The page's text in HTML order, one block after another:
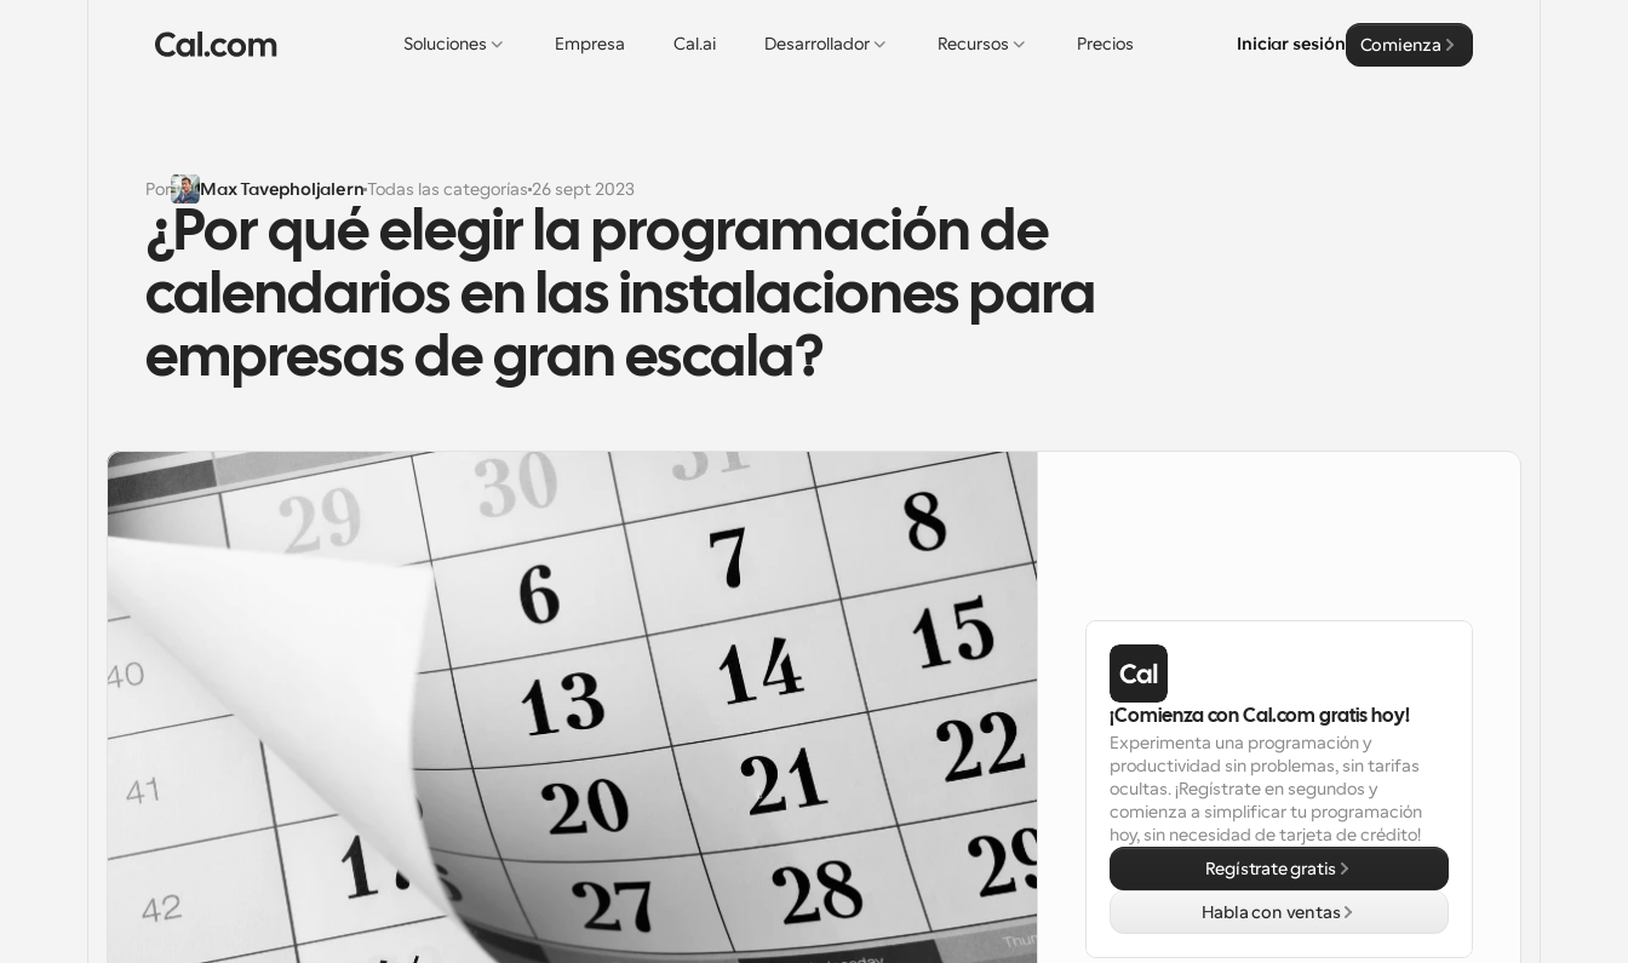
Soluciones Empresa Cal.ai Desarrollador Recursos Precios Iniciar sesión Comienza
Por Max TavepholjalernTodas las categorías 26 sept 2023
¿Por qué elegir la programación de
calendarios en las instalaciones para
empresas de gran escala?
¡Comienza con Cal.com gratis hoy!
Experimenta una programación y
productividad sin problemas, sin tarifas
ocultas. ¡Regístrate en segundos y
comienza a simplificar tu programación
hoy, sin necesidad de tarjeta de crédito!
Regístrate gratis
Habla con ventas